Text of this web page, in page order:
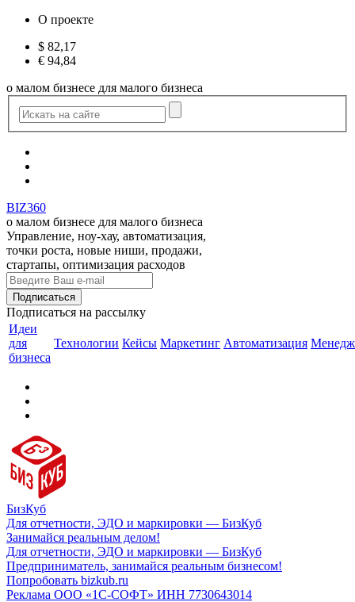
О проекте
$ 82,17
€ 94,84
о малом бизнесе для малого бизнеса
BIZ360
о малом бизнесе для малого бизнеса
Управление, ноу-хау, автоматизация,
точки роста, новые ниши, продажи,
стартапы, оптимизация расходов
Подписаться на рассылку
Идеи
для
бизнеса
Технологии Кейсы Маркетинг Автоматизация
БизКуб
Для отчетности, ЭДО и маркировки — БизКуб
Занимайся реальным делом!
Для отчетности, ЭДО и маркировки — БизКуб
Предприниматель, занимайся реальным бизнесом!
Попробовать bizkub.ru
Реклама ООО «1С-СОФТ» ИНН 7730643014